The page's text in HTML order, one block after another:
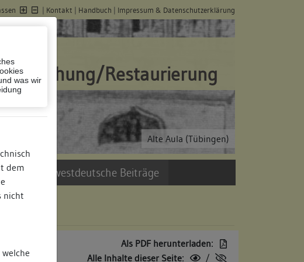
was wir
dem
nicht
| Kontakt | Handbuch | Impressum & Datenschutzerklärung
Alte Aula (Tübingen)
Restaurierung
Südwestdeutsche Beiträge
Als PDF herunterladen:
Alle Inhalte dieser Seite:
/